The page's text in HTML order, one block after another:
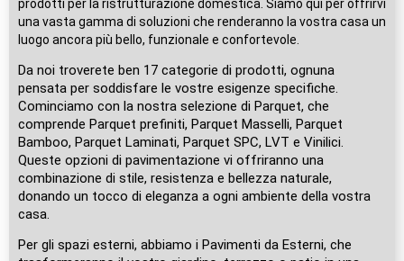
prodotti per la ristrutturazione domestica. Siamo qui per offrirvi
una vasta gamma di soluzioni che renderanno la vostra casa un
luogo ancora più bello, funzionale e confortevole.
Da noi troverete ben 17 categorie di prodotti, ognuna
pensata per soddisfare le vostre esigenze specifiche.
Cominciamo con la nostra selezione di Parquet, che
comprende Parquet prefiniti, Parquet Masselli, Parquet
Bamboo, Parquet Laminati, Parquet SPC, LVT e Vinilici.
Queste opzioni di pavimentazione vi offriranno una
combinazione di stile, resistenza e bellezza naturale,
donando un tocco di eleganza a ogni ambiente della vostra
casa.
Per gli spazi esterni, abbiamo i Pavimenti da Esterni, che